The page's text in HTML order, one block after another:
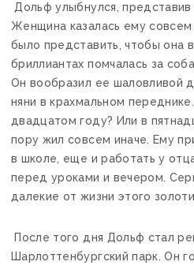
Дольф улыбнулся, представив
Женщина казалась ему
было представить, чтобы она
бриллиантах помчалась за
Он вообразил ее шаловливой
няни в крахмальном
двадцатом году? Или в
пору жил совсем иначе. Ему
в школе, еще и работать у
перед уроками и вечером.
далекие от жизни этого
После того дня Дольф стал
Шарлоттенбургский парк. Он